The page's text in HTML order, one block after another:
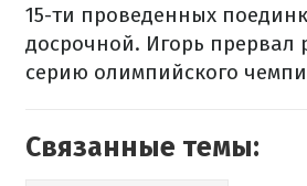
15-ти проведенных
досрочной. Игорь прервал
серию олимпийского
Связанные темы: